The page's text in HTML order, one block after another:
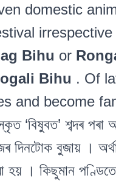
domestic
Bihu or
Bihu . Of
and become
‘বিষুবত’ শব্দৰ পৰা
দিনটোক বুজায় ।
। কিছুমান পণ্ডিতে